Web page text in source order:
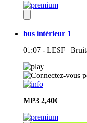
bus intérieur 1
01:07 - LESF |
MP3 2,40€